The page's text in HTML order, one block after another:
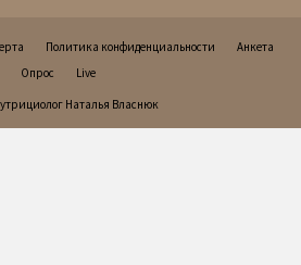
Политика конфиденциальности
Анкета
Опрос
Live
Наталья Власнюк